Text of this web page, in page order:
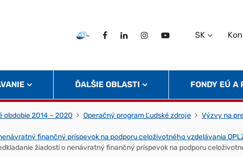
EDU TVFacebookLinkedInInstagram
Twitter
SK
ĎALŠIE OBLASTI FONDY EÚ A
obdobie 2014 – 2020 Operačný program Ľudské zdroje
Výzvy na
finančný príspevok na podporu celoživotného vzdelávania
žiadostí o nenávratný finančný príspevok na podporu